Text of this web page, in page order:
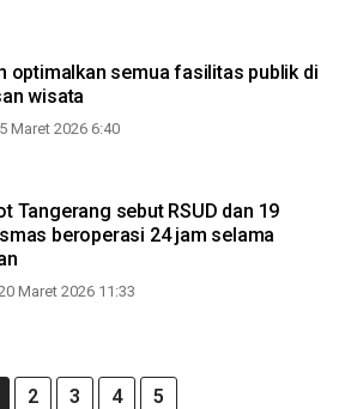
optimalkan semua fasilitas publik di
wisata
Maret 2026 6:40
Tangerang sebut RSUD dan 19
beroperasi 24 jam selama
Maret 2026 11:33
2 3 4 5